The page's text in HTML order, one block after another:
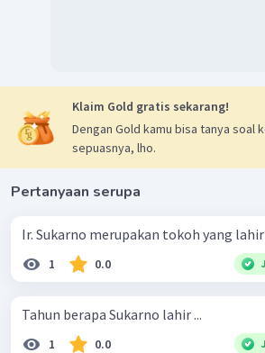
Klaim Gold gratis sekarang!
Dengan Gold kamu bisa tanya soal
sepuasnya, lho.
Pertanyaan serupa
Ir. Sukarno merupakan tokoh yang lahir
1 0.0
Tahun berapa Sukarno lahir ...
1 0.0